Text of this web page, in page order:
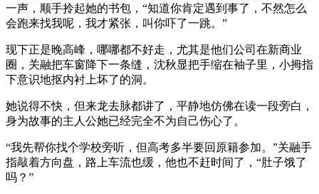
一声，顺手拎起她的书包，“知道你肯定遇到事了，不然怎么
会跑来找我呢，我才紧张，叫你吓了一跳。”
现下正是晚高峰，哪哪都不好走，尤其是他们公司在新商业
圈，关融把车窗降下一条缝，沈秋显把手缩在袖子里，小拇指
下意识地抠内衬上坏了的洞。
她说得不快，但来龙去脉都讲了，平静地仿佛在读一段旁白，
身为故事的主人公她已经完全不为自己伤心了。
“我先帮你找个学校旁听，但高考多半要回原籍参加。”关融手
指敲着方向盘，路上车流也缓，他也不赶时间了，“肚子饿了
吗？”